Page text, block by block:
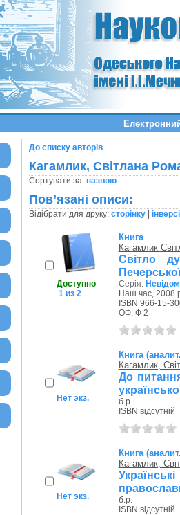
До списку авторів
Кагамлик, Світлана
Сортувати за: назвою
Пов’язані описи:
Відібрати для друку: сторінку|
Доступно
1 из 2
Книга
Кагамлик
Світло
Серія:
Наш час, 2008
ISBN 966-15-
ОФ, Ф 2
Нет экз.
Книга
Кагамлик,
До
б.р.
ISBN відсутній
Нет экз.
Книга
Кагамлик,
б.р.
ISBN відсутній